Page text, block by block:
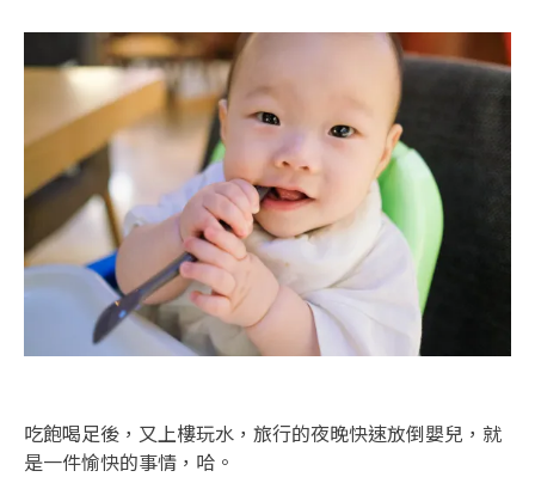
吃飽喝足後，又上樓玩水，旅行的夜晚快速放倒嬰兒，就
是一件愉快的事情，哈。